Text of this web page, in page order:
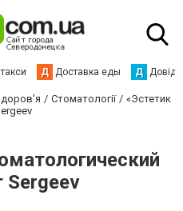
Д Доставка еды Д
Стоматології
«Эстетик
Sergeev